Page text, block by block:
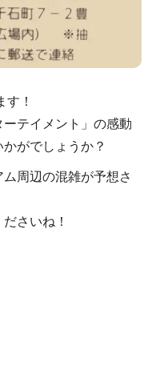
！
テイメント」の感動
がでしょうか？
周辺の混雑が予想さ
さいね！